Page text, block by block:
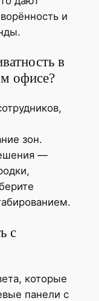
и
в
офисе?
зон.
—
с
которые
панели с